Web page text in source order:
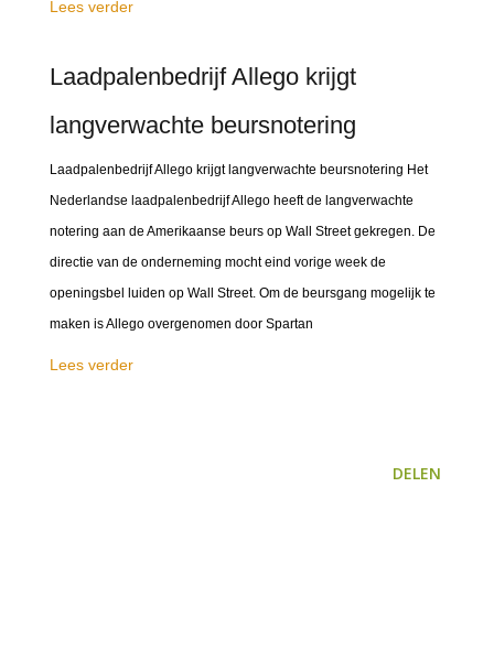
Lees verder
Laadpalenbedrijf Allego krijgt
langverwachte beursnotering
Laadpalenbedrijf Allego krijgt langverwachte beursnotering Het
Nederlandse laadpalenbedrijf Allego heeft de langverwachte
notering aan de Amerikaanse beurs op Wall Street gekregen. De
directie van de onderneming mocht eind vorige week de
openingsbel luiden op Wall Street. Om de beursgang mogelijk te
maken is Allego overgenomen door Spartan
Lees verder
DELEN